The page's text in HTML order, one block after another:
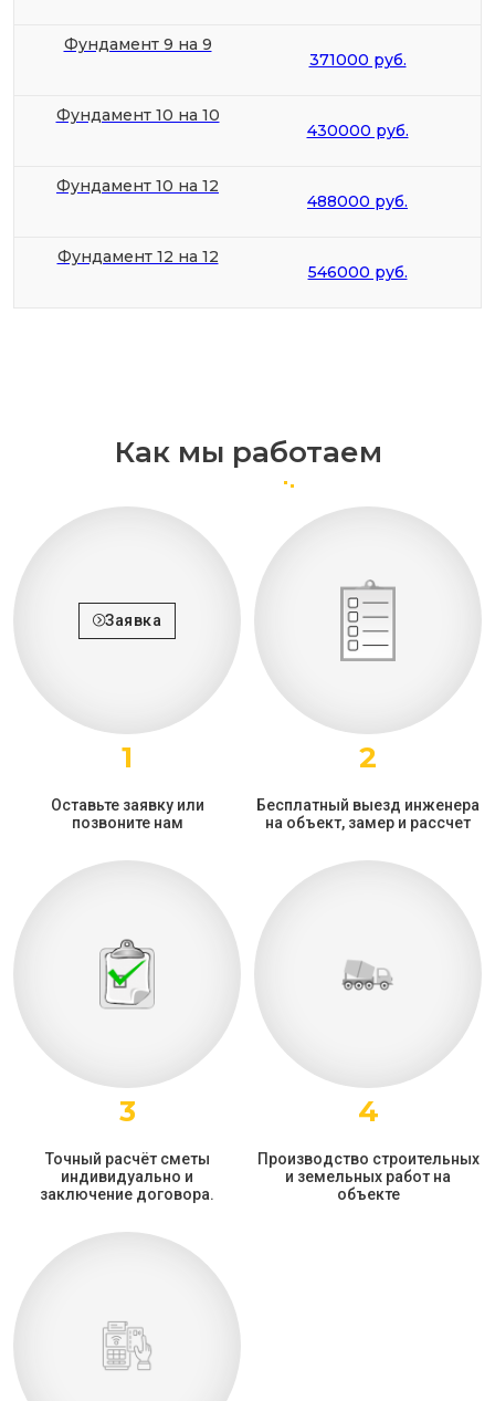
Фундамент 9 на 9
371000 руб.
Фундамент 10 на 10
430000 руб.
Фундамент 10 на 12
488000 руб.
Фундамент 12 на 12
546000 руб.
Как мы работаем
Заявка
1
Оставьте заявку или
позвоните нам
2
Бесплатный выезд инженера
на объект, замер и рассчет
3
Точный расчёт сметы
индивидуально и
заключение договора.
4
Производство строительных
и земельных работ на
объекте